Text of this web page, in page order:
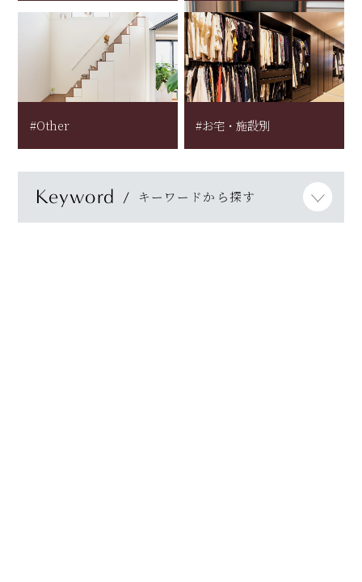
#Other #お宅・施設別
Keyword キーワードから探す